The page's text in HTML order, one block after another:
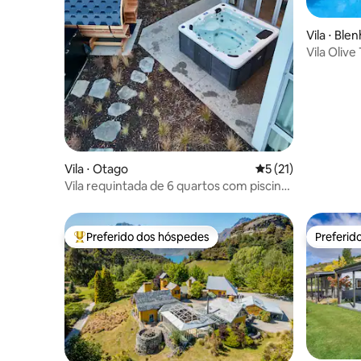
Vila ⋅ Otago 5 de uma avaliação
5 (21)
Vila requintada de 6 quartos com piscina,
Vila ⋅
Vila
Entre os melhores preferidos dos hóspedes
Preferido dos hóspedes